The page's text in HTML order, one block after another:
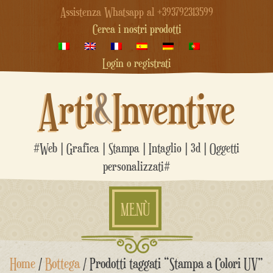
Assistenza Whatsapp al +393792313599
Cerca i nostri prodotti
Login o registrati
Arti&Inventive
#Web | Grafica | Stampa | Intaglio | 3d | Oggetti
personalizzati#
MENÙ
Salta
Home /Bottega/ Prodotti taggati “Stampa a Colori UV”